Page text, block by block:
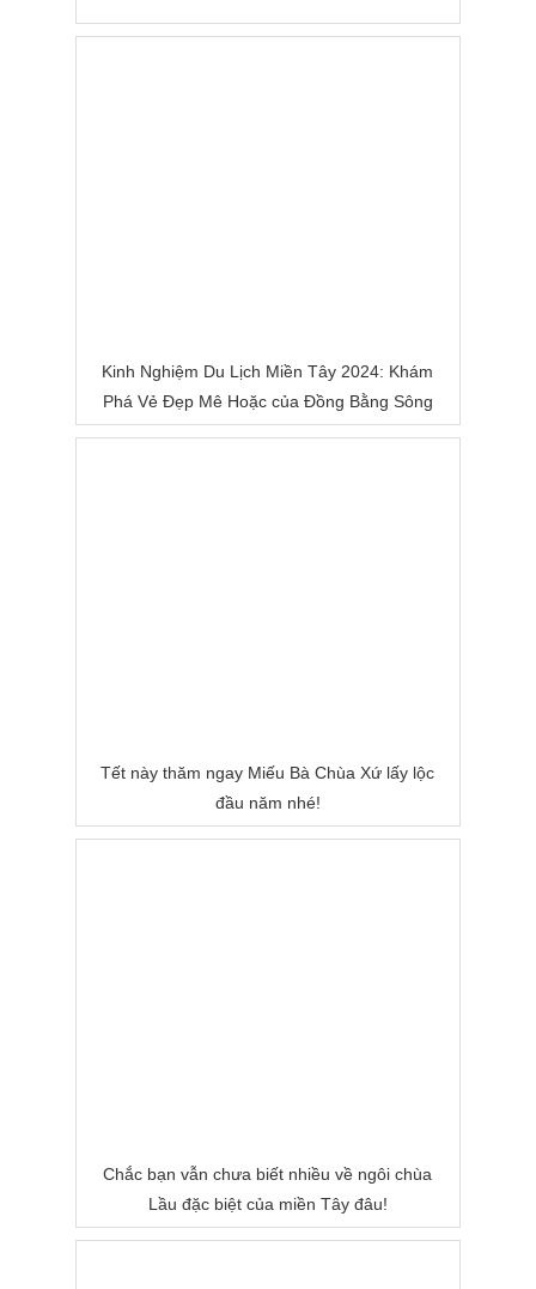
Kinh Nghiệm Du Lịch Miền Tây 2024: Khám
Phá Vẻ Đẹp Mê Hoặc của Đồng Bằng Sông
Nước
Tết này thăm ngay Miếu Bà Chùa Xứ lấy lộc
đầu năm nhé!
Chắc bạn vẫn chưa biết nhiều về ngôi chùa
Lầu đặc biệt của miền Tây đâu!